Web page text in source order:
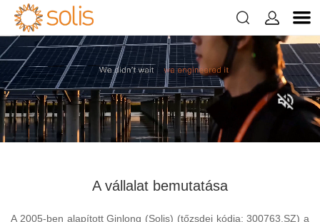
 
A vállalat bemutatása
A 2005-ben alapított Ginlong (Solis) (tőzsdei kódja: 300763.SZ) a